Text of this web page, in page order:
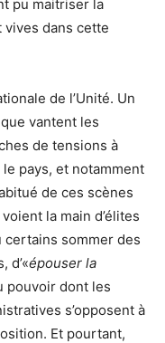
pu maitriser la
dans cette
de l’Unité. Un
vantent les
de tensions à
pays, et notamment
de ces scènes
la main d’élites
certains sommer des
d’«épouser la
pouvoir dont les
s’opposent à
Et pourtant,